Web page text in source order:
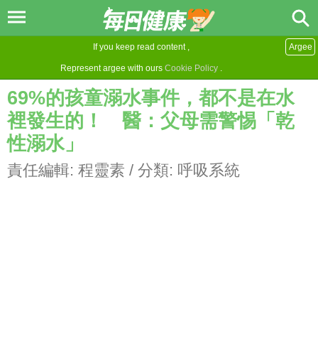
If you keep read content ,
Represent argee with ours Cookie Policy .
Argee
69%的孩童溺水事件，都不是在水
裡發生的！ 醫：父母需警惕「乾
性溺水」
責任編輯: 程靈素 / 分類: 呼吸系統